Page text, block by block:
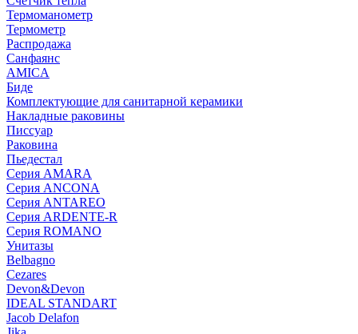
Термоманометр
Термометр
Распродажа
Санфаянс
AMICA
Биде
Комплектующие для санитарной керамики
Накладные раковины
Писсуар
Раковина
Пьедестал
Серия AMARA
Серия ANCONA
Серия ANTAREO
Серия ARDENTE-R
Серия ROMANO
Унитазы
Belbagno
Cezares
Devon&Devon
IDEAL STANDART
Jacob Delafon